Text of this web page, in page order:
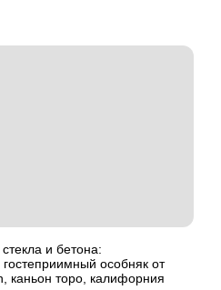
и бетона:
особняк от
каньон торо, калифорния